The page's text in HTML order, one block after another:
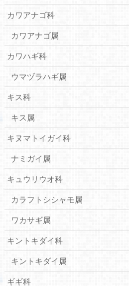
カワアナゴ科
カワアナゴ属
カワハギ科
ウマヅラハギ属
キス科
キス属
キヌマトイガイ科
ナミガイ属
キュウリウオ科
カラフトシシャモ属
ワカサギ属
キントキダイ科
キントキダイ属
ギギ科